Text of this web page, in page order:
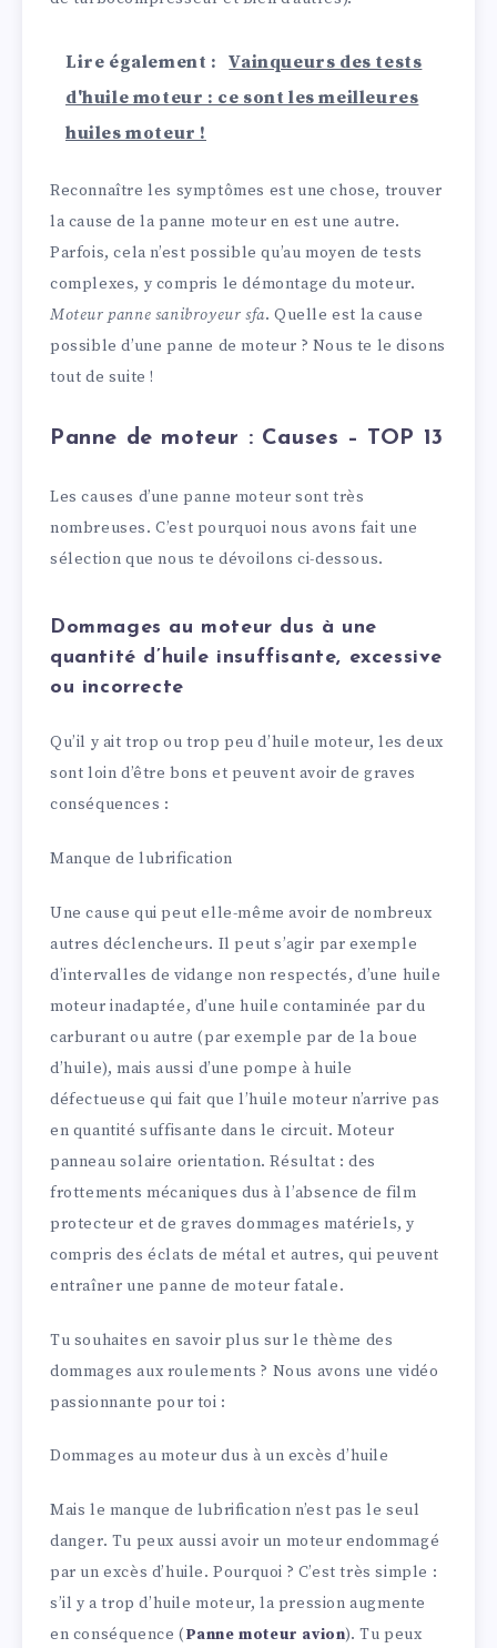
Lire également :
Vainqueurs des tests
d'huile moteur : ce sont les meilleures
huiles moteur !
Reconnaître les symptômes est une chose, trouver
la cause de la panne moteur en est une autre.
Parfois, cela n’est possible qu’au moyen de tests
complexes, y compris le démontage du moteur.
Moteur panne sanibroyeur sfa. Quelle est la cause
possible d’une panne de moteur ? Nous te le disons
tout de suite !
Panne de moteur : Causes – TOP 13
Les causes d’une panne moteur sont très
nombreuses. C’est pourquoi nous avons fait une
sélection que nous te dévoilons ci-dessous.
Dommages au moteur dus à une
quantité d’huile insuffisante, excessive
ou incorrecte
Qu’il y ait trop ou trop peu d’huile moteur, les deux
sont loin d’être bons et peuvent avoir de graves
conséquences :
Manque de lubrification
Une cause qui peut elle-même avoir de nombreux
autres déclencheurs. Il peut s’agir par exemple
d’intervalles de vidange non respectés, d’une huile
moteur inadaptée, d’une huile contaminée par du
carburant ou autre (par exemple par de la boue
d’huile), mais aussi d’une pompe à huile
défectueuse qui fait que l’huile moteur n’arrive pas
en quantité suffisante dans le circuit. Moteur
panneau solaire orientation. Résultat : des
frottements mécaniques dus à l’absence de film
protecteur et de graves dommages matériels, y
compris des éclats de métal et autres, qui peuvent
entraîner une panne de moteur fatale.
Tu souhaites en savoir plus sur le thème des
dommages aux roulements ? Nous avons une vidéo
passionnante pour toi :
Dommages au moteur dus à un excès d’huile
Mais le manque de lubrification n’est pas le seul
danger. Tu peux aussi avoir un moteur endommagé
par un excès d’huile. Pourquoi ? C’est très simple :
s’il y a trop d’huile moteur, la pression augmente
en conséquence (Panne moteur avion). Tu peux